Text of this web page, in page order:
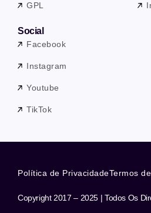
GPL
Social
Facebook
Instagram
Youtube
TikTok
Copyright 2017 – 2025 | Todos Os
Política de PrivacidadeTermos